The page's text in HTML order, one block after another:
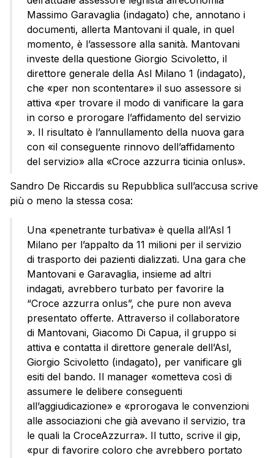
Massimo Garavaglia (indagato) che, annotano i
documenti, allerta Mantovani il quale, in quel
momento, è l’assessore alla sanità. Mantovani
investe della questione Giorgio Scivoletto, il
direttore generale della Asl Milano 1 (indagato),
che «per non scontentare» il suo assessore si
attiva «per trovare il modo di vanificare la gara
in corso e prorogare l’affidamento del servizio
». Il risultato è l’annullamento della nuova gara
con «il conseguente rinnovo dell’affidamento
del servizio» alla «Croce azzurra ticinia onlus».
Sandro De Riccardis su Repubblica sull’accusa scrive
più o meno la stessa cosa:
Una «penetrante turbativa» è quella all’Asl 1
Milano per l’appalto da 11 milioni per il servizio
di trasporto dei pazienti dializzati. Una gara che
Mantovani e Garavaglia, insieme ad altri
indagati, avrebbero turbato per favorire la
“Croce azzurra onlus”, che pure non aveva
presentato offerte. Attraverso il collaboratore
di Mantovani, Giacomo Di Capua, il gruppo si
attiva e contatta il direttore generale dell’Asl,
Giorgio Scivoletto (indagato), per vanificare gli
esiti del bando. Il manager «ometteva così di
assumere le delibere conseguenti
all’aggiudicazione» e «prorogava le convenzioni
alle associazioni che già avevano il servizio, tra
le quali la CroceAzzurra». Il tutto, scrive il gip,
«pur di favorire coloro che avrebbero portato